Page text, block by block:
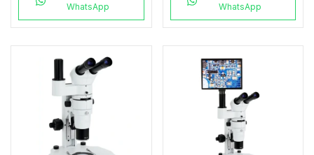
WhatsApp
WhatsApp